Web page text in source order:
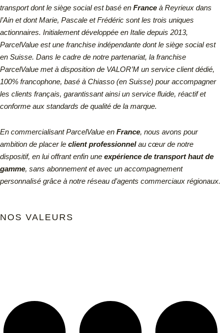
transport dont le siège social est basé en France à Reyrieux dans
l’Ain et dont Marie, Pascale et Frédéric sont les trois uniques
actionnaires. Initialement développée en Italie depuis 2013,
ParcelValue est une franchise indépendante dont le siège social est
en Suisse. Dans le cadre de notre partenariat, la franchise
ParcelValue met à disposition de VALOR’M un service client dédié,
100% francophone, basé à Chiasso (en Suisse) pour accompagner
les clients français, garantissant ainsi un service fluide, réactif et
conforme aux standards de qualité de la marque.
En commercialisant ParcelValue en France, nous avons pour
ambition de placer le client professionnelau cœur de notre
dispositif, en lui offrant enfin une expérience de transport haut de
gamme, sans abonnement et avec un accompagnement
personnalisé grâce à notre réseau d’agents commerciaux régionaux.
NOS VALEURS